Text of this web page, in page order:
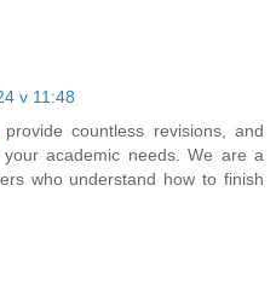
v 11:48
countless revisions, and
academic needs. We are a
who understand how to finish